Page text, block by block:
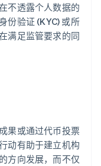
不透露个人数据的
份验证 (KYC) 或所
满足监管要求的同
果或通过代币投票
动有助于建立机构
方向发展，而不仅